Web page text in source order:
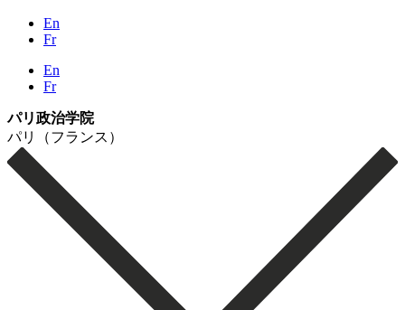
En
Fr
En
Fr
パリ政治学院
パリ（フランス）